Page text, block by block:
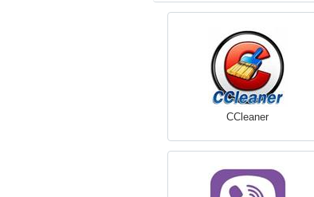
CCleaner